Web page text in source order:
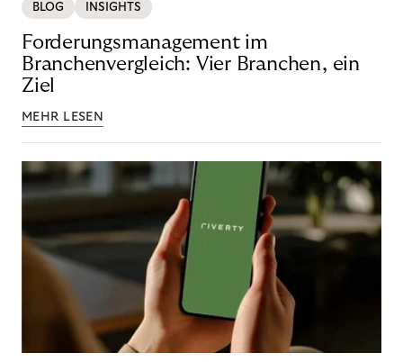
BLOG INSIGHTS
Forderungsmanagement im
Branchenvergleich: Vier Branchen, ein
Ziel
MEHR LESEN